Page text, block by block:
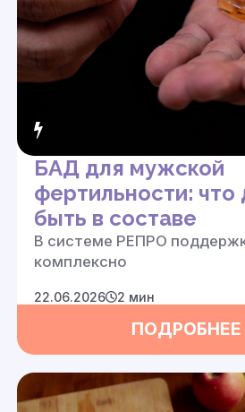
БАД для мужской
фертильности:
быть в составе
В системе РЕПРО
комплексно
ПОДРОБНЕЕ
22.06.2026 2 мин